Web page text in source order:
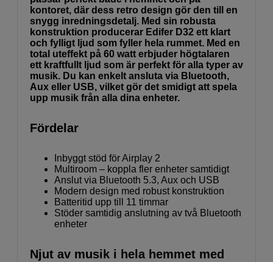
kontoret, där dess retro design gör den till en
snygg inredningsdetalj. Med sin robusta
konstruktion producerar Edifer D32 ett klart
och fylligt ljud som fyller hela rummet. Med en
total uteffekt på 60 watt erbjuder högtalaren
ett kraftfullt ljud som är perfekt för alla typer av
musik. Du kan enkelt ansluta via Bluetooth,
Aux eller USB, vilket gör det smidigt att spela
upp musik från alla dina enheter.
Fördelar
Inbyggt stöd för Airplay 2
Multiroom – koppla fler enheter samtidigt
Anslut via Bluetooth 5.3, Aux och USB
Modern design med robust konstruktion
Batteritid upp till 11 timmar
Stöder samtidig anslutning av två Bluetooth
enheter
Njut av musik i hela hemmet med